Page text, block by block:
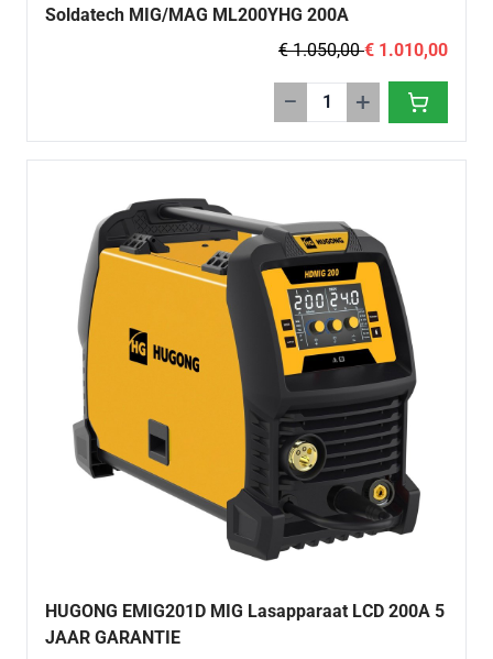
Soldatech MIG/MAG ML200YHG 200A
€ 1.050,00€ 1.010,00
− +
HUGONG EMIG201D MIG Lasapparaat LCD 200A 5
JAAR GARANTIE